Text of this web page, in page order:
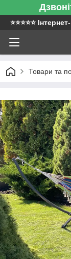
⭐️⭐️⭐️⭐️⭐️
Товари та